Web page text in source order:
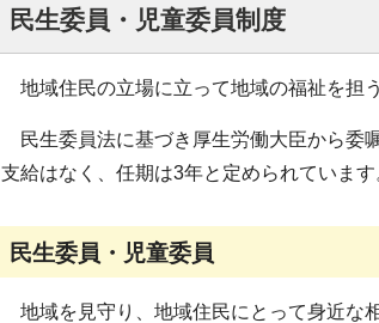
民生委員・児童委員制度
地域住民の立場に立って地域の福祉を担
民生委員法に基づき厚生労働大臣から委
支給はなく、任期は3年と定められています
民生委員・児童委員
地域を見守り、地域住民にとって身近な